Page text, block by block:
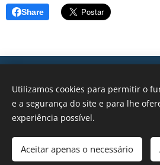
Share
geral@transicoes.pt
Utilizamos cookies para permitir o
e a segurança do site e para lhe
experiência possível.
Aceitar apenas o necessário